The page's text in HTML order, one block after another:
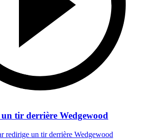
tir derrière Wedgewood
un tir derrière Wedgewood